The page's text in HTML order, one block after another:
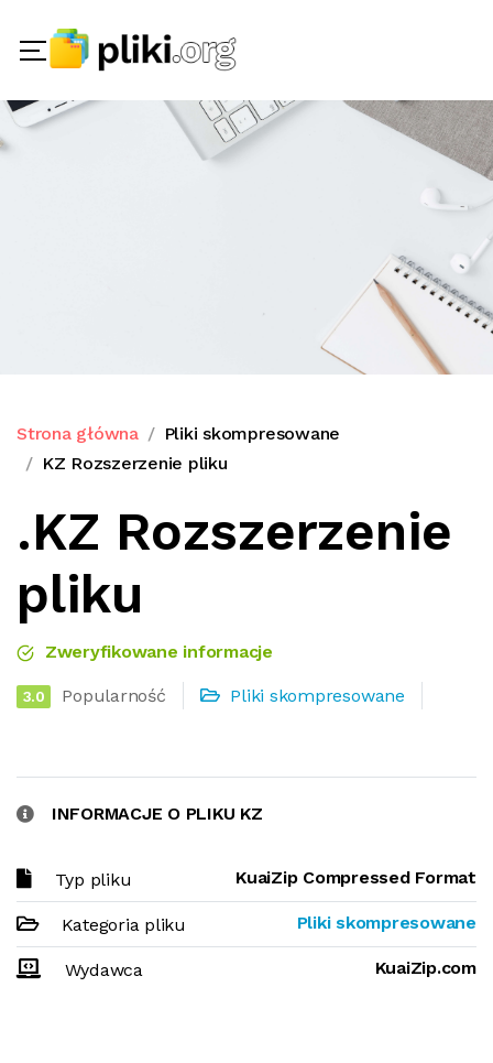
Strona główna
Pliki skompresowane
KZ Rozszerzenie pliku
.KZ Rozszerzenie
pliku
Zweryfikowane informacje
3.0 Popularność Pliki skompresowane
INFORMACJE O PLIKU KZ
Typ pliku KuaiZip Compressed Format
Kategoria pliku Pliki skompresowane
Wydawca KuaiZip.com